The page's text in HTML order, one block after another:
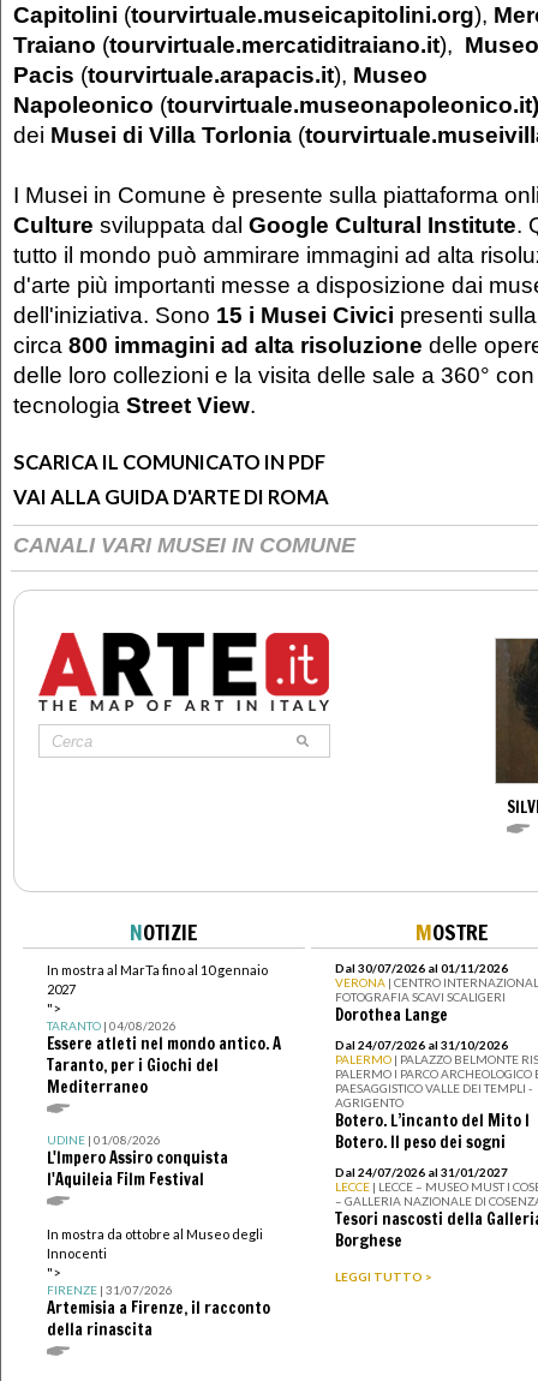
Capitolini (tourvirtuale.museicapitolini.org),
Traiano (tourvirtuale.mercatiditraiano.it),
Pacis (tourvirtuale.arapacis.it), Museo
Napoleonico (tourvirtuale.museonapoleonico.it)
dei Musei di Villa Torlonia (
I Musei in Comune è presente sulla piattaforma
Culture sviluppata dal Google Cultural Institute.
tutto il mondo può ammirare immagini ad alta
d'arte più importanti messe a disposizione dai
dell'iniziativa. Sono 15 i Musei Civici presenti
circa 800 immagini ad alta risoluzione delle
delle loro collezioni e la visita delle sale a 360°
tecnologia Street View.
SCARICA IL COMUNICATO IN PDF
VAI ALLA GUIDA D'ARTE DI ROMA
CANALI VARI MUSEI IN COMUNE
NOTIZIE
In mostra al MarTa fino al 10 gennaio
2027
">
TARANTO| 04/08/2026
Essere atleti nel mondo antico. A
Taranto, per i Giochi del
Mediterraneo
UDINE| 01/08/2026
L'Impero Assiro conquista
l'Aquileia Film Festival
In mostra da ottobre al Museo degli
Innocenti
">
FIRENZE| 31/07/2026
Artemisia a Firenze, il racconto
della rinascita
MOSTRE
Dal 30/07/2026 al 01/11/2026
VERONA | CENTRO
FOTOGRAFIA SCAVI SCALIGERI
Dorothea Lange
Dal 24/07/2026 al 31/10/2026
PALERMO | PALAZZO BELMONTE
PALERMO I PARCO ARCHEOLOGICO
PAESAGGISTICO VALLE DEI TEMPLI -
AGRIGENTO
Botero. L’incanto del Mito I
Botero. Il peso dei sogni
Dal 24/07/2026 al 31/01/2027
LECCE | LECCE – MUSEO MUST I
– GALLERIA NAZIONALE DI
Tesori nascosti della
Borghese
LEGGI TUTTO >